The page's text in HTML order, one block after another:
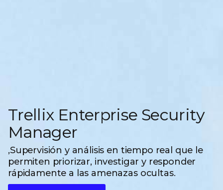
Trellix Enterprise Security
Manager
,Supervisión y análisis en tiempo real que le
permiten priorizar, investigar y responder
rápidamente a las amenazas ocultas.